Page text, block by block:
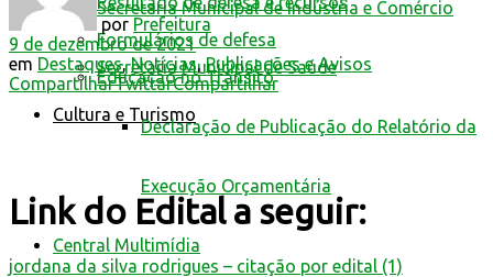
Formulários de defesa
Educação no Trânsito
Cultura e Turismo
Secretaria Municipal de Indústria e Comércio
Secretaria Municipal de Saúde
Declaração de Publicação do Relatório da
Execução Orçamentária
Central Multimídia
por Prefeitura
9 de dezembro de 2021
em Destaques,Notícias,Publicações e Avisos
CompartilharTwittarCompartilhar
Link do Edital a seguir:
jordana da silva rodrigues – citação por edital (1)